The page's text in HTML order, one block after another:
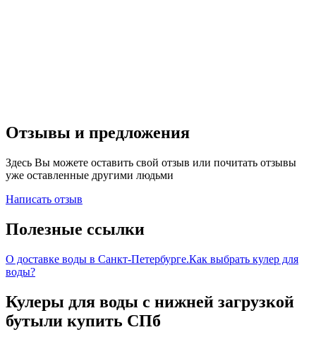
Отзывы и предложения
Здесь Вы можете оставить свой отзыв или почитать отзывы
уже оставленные другими людьми
Написать отзыв
Полезные ссылки
О доставке воды в Санкт-Петербурге.Как выбрать кулер для
воды?
Кулеры для воды с нижней загрузкой
бутыли купить СПб